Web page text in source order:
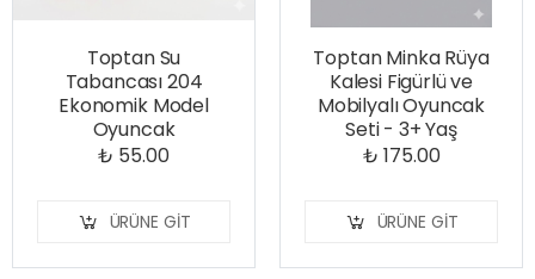
Toptan Su
Tabancası 204
Ekonomik Model
Oyuncak
₺ 55.00
ÜRÜNE GIT
Toptan Minka Rüya
Kalesi Figürlü ve
Mobilyalı Oyuncak
Seti - 3+ Yaş
₺ 175.00
ÜRÜNE GIT